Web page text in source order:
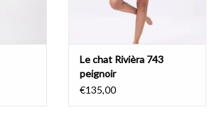
Le chat Rivièra 743
peignoir
€135,00